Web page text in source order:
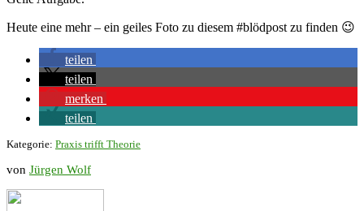
Heute eine mehr – ein geiles Foto zu diesem #blödpost zu finden 😉
teilen
teilen
merken
teilen
Kategorie: Praxis trifft Theorie
von Jürgen Wolf